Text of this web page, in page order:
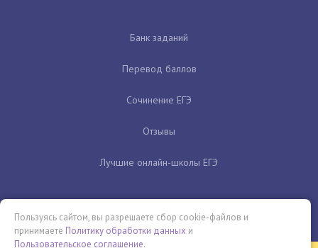
Банк заданий
Перевод баллов
Сочинение ЕГЭ
Отзывы
Лучшие онлайн-школы ЕГЭ
Пользуясь сайтом, вы разрешаете сбор cookie-файлов и
принимаете Политику обработки данных и
Пользовательское соглашение.